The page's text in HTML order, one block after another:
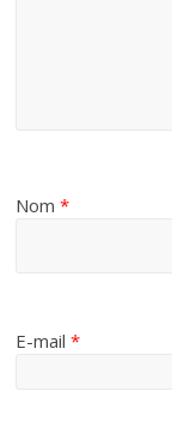
Nom*
E-mail*